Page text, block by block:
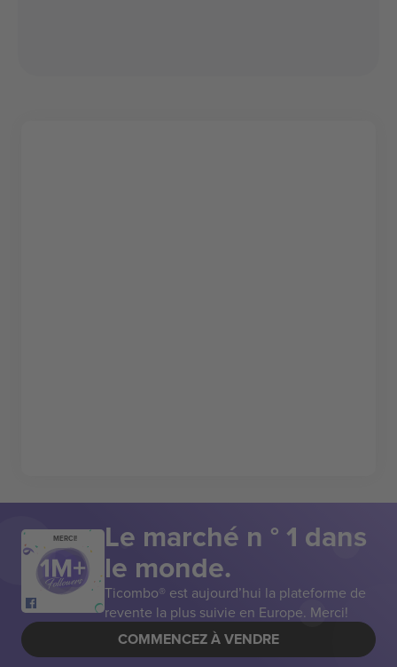
MERCI! Le marché n ° 1 dans
le monde.
Ticombo® est aujourd’hui la plateforme de
revente la plus suivie en Europe. Merci!
COMMENCEZ À VENDRE